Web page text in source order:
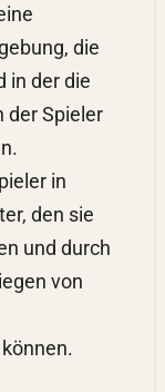
die
in der die
der Spieler
in
den sie
und durch
von
können.